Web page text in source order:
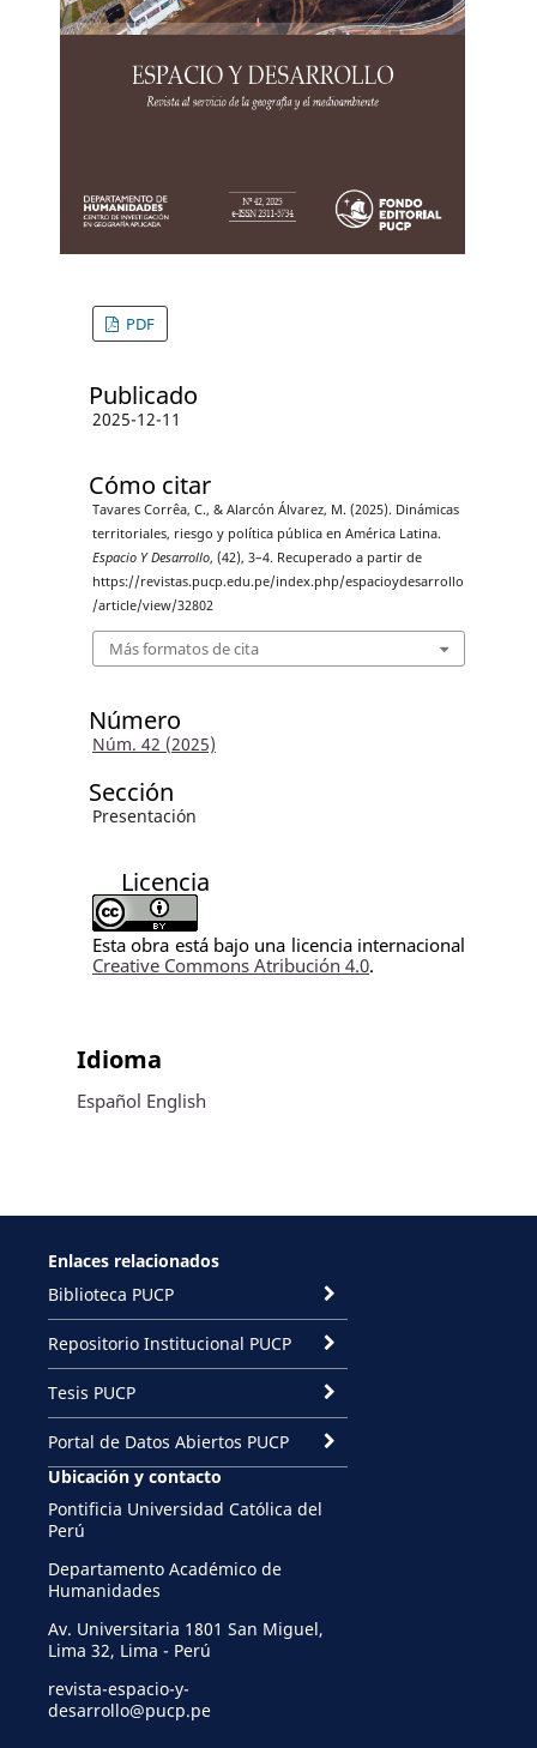
PDF
Publicado
2025-12-11
Cómo citar
Tavares Corrêa, C., & Alarcón Álvarez, M. (2025). Dinámicas
territoriales, riesgo y política pública en América Latina.
Espacio Y Desarrollo, (42), 3–4. Recuperado a partir de
https://revistas.pucp.edu.pe/index.php/espacioydesarrollo
/article/view/32802
Más formatos de cita
Número
Núm. 42 (2025)
Sección
Presentación
Licencia
Esta obra está bajo una licencia internacional
Creative Commons Atribución 4.0.
Idioma
Español English
Enlaces relacionados
Biblioteca PUCP
Repositorio Institucional PUCP
Tesis PUCP
Portal de Datos Abiertos PUCP
Ubicación y contacto
Pontificia Universidad Católica del
Perú
Departamento Académico de
Humanidades
Av. Universitaria 1801 San Miguel,
Lima 32, Lima - Perú
revista-espacio-y-
desarrollo@pucp.pe